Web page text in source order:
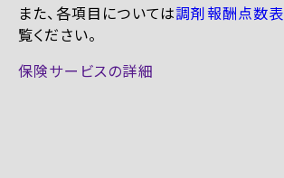
また、各項目については調剤報酬点数表
覧ください。
保険サービスの詳細